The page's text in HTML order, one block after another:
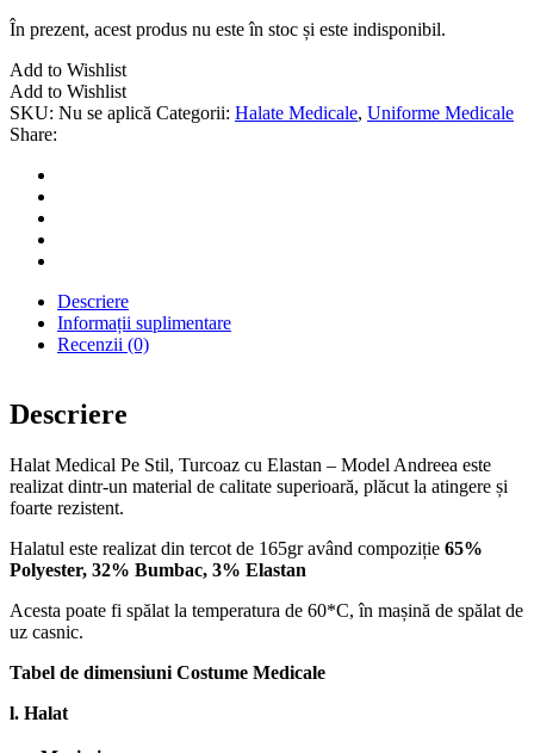
În prezent, acest produs nu este în stoc și este indisponibil.
Add to Wishlist
Add to Wishlist
SKU: Nu se aplică Categorii: Halate Medicale, Uniforme Medicale
Share:
Descriere
Informații suplimentare
Recenzii (0)
Descriere
Halat Medical Pe Stil, Turcoaz cu Elastan – Model Andreea este
realizat dintr-un material de calitate superioară, plăcut la atingere și
foarte rezistent.
Halatul este realizat din tercot de 165gr având compoziție 65%
Polyester, 32% Bumbac, 3% Elastan
Acesta poate fi spălat la temperatura de 60*C, în mașină de spălat de
uz casnic.
Tabel de dimensiuni Costume Medicale
l. Halat